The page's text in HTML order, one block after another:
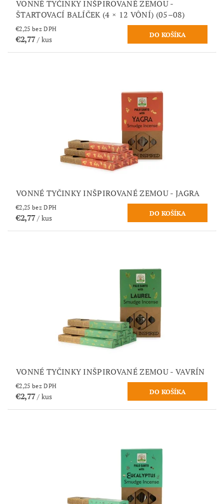
VONNÉ TYČINKY INŠPIROVANÉ ZEMOU -
ŠTARTOVACÍ BALÍČEK (4 × 12 VÔNÍ) (05–08)
€2,25 bez DPH
€2,77/ kus
VONNÉ TYČINKY INŠPIROVANÉ ZEMOU - JAGRA
€2,25 bez DPH
€2,77/ kus
VONNÉ TYČINKY INŠPIROVANÉ ZEMOU - VAVRÍN
€2,25 bez DPH
€2,77/ kus